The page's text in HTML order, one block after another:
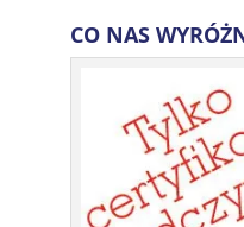
CO NAS